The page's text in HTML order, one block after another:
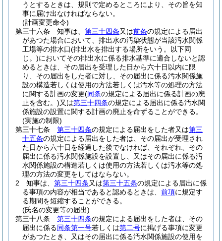
うとするときは、規則で定めるところにより、その旨を知
事に届け出なければならない。
(計画変更命令)
第三十六条
知事は、 第三十四条又は前条の規定による届出
があつた場合において、排出水の汚染状態が当該汚水関係
工場等の排水口(排出水を排出する場所をいう。以下同
じ。)においてその排出水に係る排水基準に適合しないと認
めるときは、その届出を受理した日から六十日以内に限
り、その届出をした者に対し、その届出に係る汚水関係施
設の構造若しくは使用の方法若しくは汚水等の処理の方法
に関する計画の変更(同条の規定による届出に係る計画の廃
止を含む。)又は第三十四条の規定による届出に係る汚水関
係施設の設置に関する計画の廃止を命ずることができる。
(実施の制限)
第三十七条
第三十四条の規定による届出をした者又は第三
十五条の規定による届出をした者は、その届出が受理され
た日から六十日を経過した後でなければ、それぞれ、その
届出に係る汚水関係施設を設置し、又はその届出に係る汚
水関係施設の構造若しくは使用の方法若しくは汚水等の処
理の方法の変更をしてはならない。
2
知事は、 第三十四条又は第三十五条の規定による届出に係
る事項の内容が相当であると認めるときは、 前項に規定す
る期間を短縮することができる。
(氏名の変更等の届出)
第三十八条
第三十四条の規定による届出をした者は、その
届出に係る同条第一号若しくは第二号に掲げる事項に変更
があつたとき、又はその届出に係る汚水関係施設の使用を